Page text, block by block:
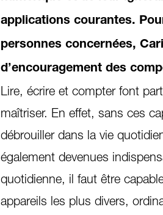
applications courantes.
personnes concernées,
d’encouragement des
Lire, écrire et compter font
maîtriser. En effet, sans ces
débrouiller dans la vie
également devenues
quotidienne, il faut être
appareils les plus divers,